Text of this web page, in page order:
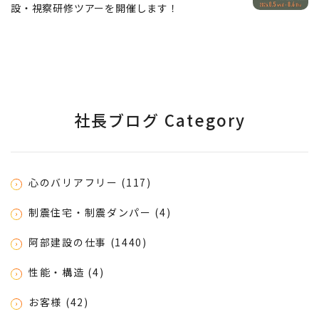
設・視察研修ツアーを開催します！
社長ブログ Category
心のバリアフリー (117)
制震住宅・制震ダンパー (4)
阿部建設の仕事 (1440)
性能・構造 (4)
お客様 (42)